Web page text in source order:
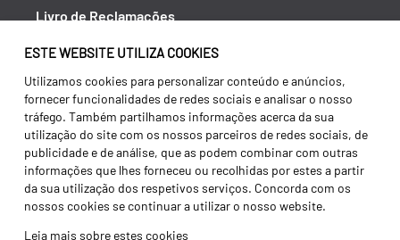
ESTE WEBSITE UTILIZA COOKIES
Utilizamos cookies para personalizar conteúdo e anúncios,
fornecer funcionalidades de redes sociais e analisar o nosso
tráfego. Também partilhamos informações acerca da sua
utilização do site com os nossos parceiros de redes sociais, de
publicidade e de análise, que as podem combinar com outras
informações que lhes forneceu ou recolhidas por estes a partir
da sua utilização dos respetivos serviços. Concorda com os
nossos cookies se continuar a utilizar o nosso website.
Leia mais sobre estes cookies
Livro de Reclamações
Política de Privacidade
Canal de Denúncias (RGPC)
Termos e condições